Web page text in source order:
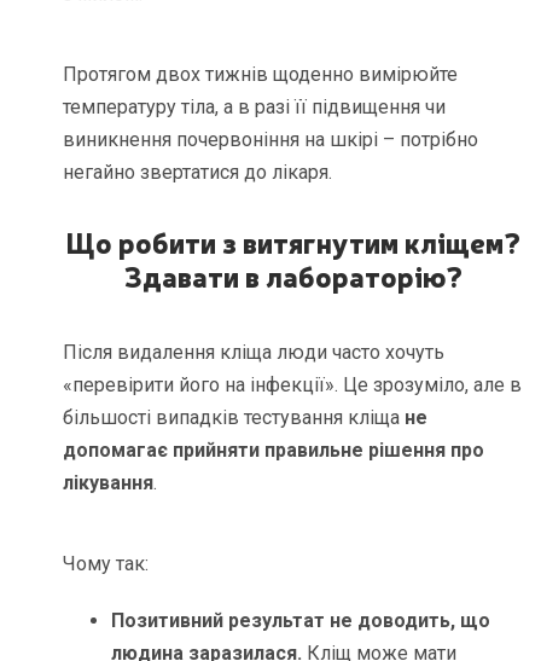
Протягом двох тижнів щоденно вимірюйте
температуру тіла, а в разі її підвищення чи
виникнення почервоніння на шкірі – потрібно
негайно звертатися до лікаря.
Що робити з витягнутим кліщем?
Здавати в лабораторію?
Після видалення кліща люди часто хочуть
«перевірити його на інфекції». Це зрозуміло, але в
більшості випадків тестування кліща не
допомагає прийняти правильне рішення про
лікування.
Чому так:
Позитивний результат не доводить, що
людина заразилася. Кліщ може мати